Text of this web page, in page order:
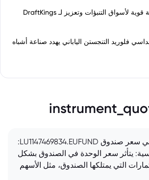
فلوريد التنجستن الياباني يهدد صناعة أشباه
العوامل المؤثرة في سعر صندوق LU1147469834.EUFUND:
يتأثر سعر الوحدة في الصندوق بشكل
التي يمتلكها الصندوق، مثل الأسهم